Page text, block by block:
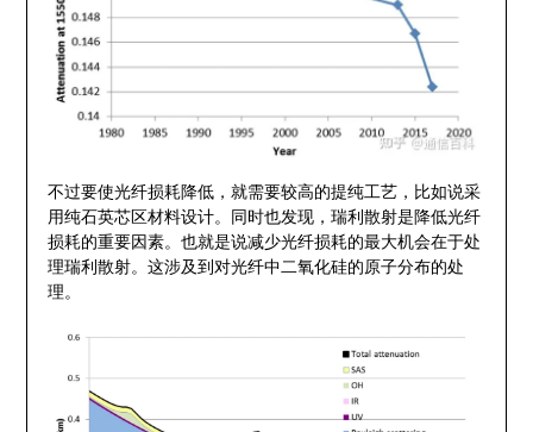
不过要使光纤损耗降低，就需要较高的提纯工艺，比如说采
用纯石英芯区材料设计。同时也发现，瑞利散射是降低光纤
损耗的重要因素。也就是说减少光纤损耗的最大机会在于处
理瑞利散射。这涉及到对光纤中二氧化硅的原子分布的处
理。